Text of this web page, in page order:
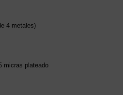
4 metales)
micras plateado